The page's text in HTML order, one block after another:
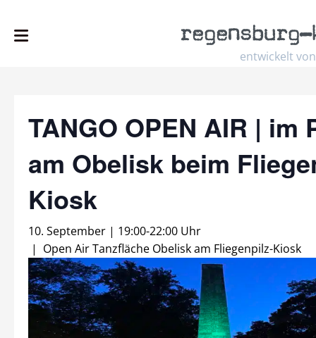
entwickelt von
regensburg–
TANGO OPEN AIR | im
am Obelisk beim
Kiosk
10. September | 19:00-22:00 Uhr
| Open Air Tanzfläche Obelisk am Fliegenpilz-Kiosk